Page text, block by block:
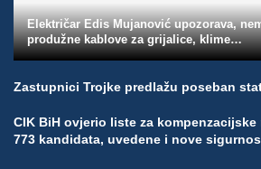
Električar Edis Mujanović upozorava,
produžne kablove za grijalice, klime…
Zastupnici Trojke predlažu poseban
CIK BiH ovjerio liste za
773 kandidata, uvedene i nove